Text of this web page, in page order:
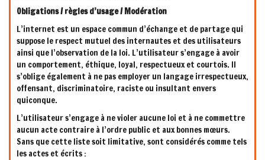
Obligations / règles d’usage / Modération
L’internet est un espace commun d’échange et de partage qui
suppose le respect mutuel des internautes et des utilisateurs
ainsi que l’observation de la loi. L’utilisateur s’engage à avoir
un comportement, éthique, loyal, respectueux et courtois. Il
s’oblige également à ne pas employer un langage irrespectueux,
offensant, discriminatoire, raciste ou insultant envers
quiconque.
L’utilisateur s’engage à ne violer aucune loi et à ne commettre
aucun acte contraire à l’ordre public et aux bonnes mœurs.
Sans que cette liste soit limitative, sont considérés comme tels
les actes et écrits :